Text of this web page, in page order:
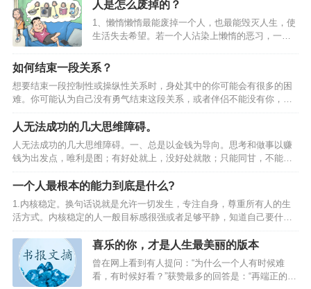
子、没…
己，因为我们改变不了世界。于是，我们计划着，想着一天一点的改变
自己。可是如何改变自己？很多时候，改变自己会痛苦，但不改变自己
会吃苦。改变很难，所以如果想改变，那肯定是一件很痛苦的事。虽然
是这样，但在很多时候，我们必须要改变自己。为了更好地赢得出路，
必须做出改变。很多时候，我们都需要一种斩断自己退路的勇气。因为
身…
人是怎么废掉的？
1、懒惰懒惰最能废掉一个人，也最能毁灭人生，使
生活失去希望。若一个人沾染上懒惰的恶习，一辈
噬人的智慧，因为懒得动脑子。懒惰行动得如此缓
慢，贫穷很快就能超过它。心理的懒惰，比身体的
懒惰更毁人，也最难改。当心理懒惰时，什么都不
想做，但必须要做工作，身体的各部分，就会感到
不安和无聊。反过来说，如果对于这种工作有兴
趣、愉快，工作效率不但高，身心也会感觉到十分
舒适。2、拖延世界上那些最容易的事情中，拖延时
间最不费力，也最能毁一个人。拖延是对生活本身
如何结束一段关系？
想要结束一段控制性或操纵性关系时，身处其中的你可能会有很多的困
难。你可能认为自己没有勇气结束这段关系，或者伴侣不能没有你，甚
至伴侣一直在伤害你，但是如果不离开，你就无法用自己的方法开始生
活。如果你想要真正结束一段关系， 就要提前做好准备，执行计划并坚
持到底。最重要的是树立勇气，敢于去做 01.为结束关系做准备 发现自
己处于他人控制中很多控制性或操纵性关系比理应发生的时间要长，因
为被控制或操纵的人不承认关系存在任何错误。你可能觉得伴侣只是有
一点喜怒无常或者粘人，实际上，对方已经…
人无法成功的几大思维障碍。
人无法成功的几大思维障碍。一、总是以金钱为导向。思考和做事以赚
钱为出发点，唯利是图；有好处就上，没好处就散；只能同甘，不能共
苦；好汉不吃眼前亏，看眼前利益；急功近利，不考虑长远；缺乏助人
和啥得心态，没有责任感和使命感。忠告：用眼睛看到的叫视线，用眼
光看到的是未来；放眼长远，把握趋势，从长计议，赢在未来。记住，
一定把你的事业和趋势、社会责任、社会使命紧紧联系在一起。二、得
意不找退路，失意不找出路。得意之时，没有危机感，满足现状；有小
成功就粘粘自喜，自我满足和陶醉，停止进取，贪图享受或恣意挥霍，
不做…
一个人最根本的能力到底是什么?
1.内核稳定。换句话说就是允许一切发生，专注自身，尊重所有人的生
活方式。内核稳定的人一般目标感很强或者足够平静，知道自己要什么
不要什么，做很多事情也就更加高效和完善；相反地，内核不稳定的人
容易毛躁，焦虑不安，遇到一点挫折，就把自己变得一蹶不振，给自己
施加不必要的压力，然后让自己变得不堪重负。2.一个冷知识：屏蔽力
是一个人最顶级的能力，任何消耗你的人和事，多看一眼都是你的不
对。3.很喜欢尼采的这段话：获得真正自由的方法是要学会自我控制。
喜乐的你，才是人生最美丽的版本
曾在网上看到有人提问：“为什么一个人有时候难
看，有时候好看？”获赞最多的回答是：“再端正的容